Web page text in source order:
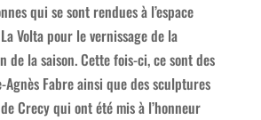
qui se sont rendues à l’espace
Volta pour le vernissage de la
de la saison. Cette fois-ci, ce sont des
Fabre ainsi que des sculptures
Crecy qui ont été mis à l’honneur